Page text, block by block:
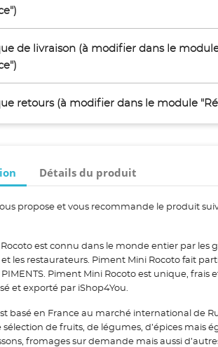
de livraison (à modifier dans le
retours (à modifier dans le module
Détails du produit
propose et vous recommande le produit
est connu dans le monde entier par les
et les restaurateurs. Piment Mini Rocoto fait
Piment Mini Rocoto est unique, frais
et exporté par iShop4You.
basé en France au marché international de
sélection de fruits, de légumes, d’épices mais
fromages sur demande mais aussi